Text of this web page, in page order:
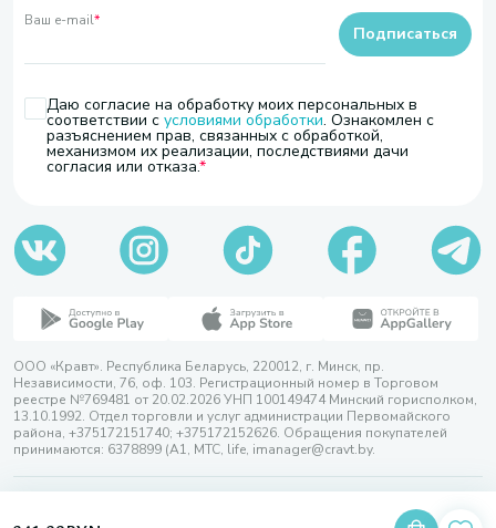
Ваш e-mail*
Даю согласие на обработку моих персональных в
соответствии с условиями обработки. Ознакомлен с
разъяснением прав, связанных с обработкой,
механизмом их реализации, последствиями дачи
согласия или отказа.
Подписаться
ООО «Кравт». Республика Беларусь, 220012, г. Минск, пр.
Независимости, 76, оф. 103. Регистрационный номер в Торговом
реестре №769481 от 20.02.2026 УНП 100149474 Минский горисполком,
13.10.1992. Отдел торговли и услуг администрации Первомайского
района, +375172151740; +375172152626. Обращения покупателей
принимаются: 6378899 (А1, МТС, life, imanager@cravt.by.